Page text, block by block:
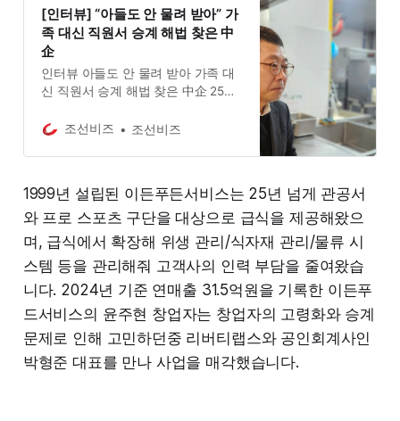
[인터뷰] “아들도 안 물려 받아” 가
족 대신 직원서 승계 해법 찾은 中
企
인터뷰 아들도 안 물려 받아 가족 대
신 직원서 승계 해법 찾은 中企 25년
스 품으로 지분 100% 인수 후 10년에
조선비즈 조선비즈
1999년 설립된 이든푸든서비스는 25년 넘게 관공서
와 프로 스포츠 구단을 대상으로 급식을 제공해왔으
며, 급식에서 확장해 위생 관리/식자재 관리/물류 시
스템 등을 관리해줘 고객사의 인력 부담을 줄여왔습
니다. 2024년 기준 연매출 31.5억원을 기록한 이든푸
드서비스의 윤주현 창업자는 창업자의 고령화와 승계
문제로 인해 고민하던중 리버티랩스와 공인회계사인
박형준 대표를 만나 사업을 매각했습니다.